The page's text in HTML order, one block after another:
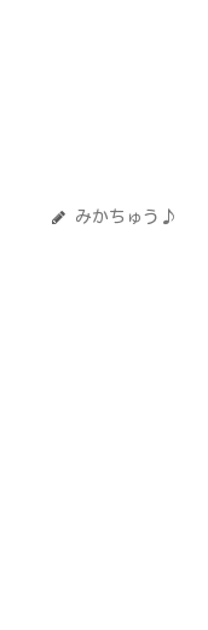
みかちゅう♪